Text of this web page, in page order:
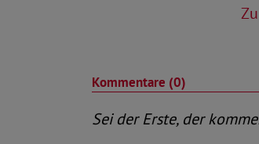
Kommentare (0)
Sei der Erste, der